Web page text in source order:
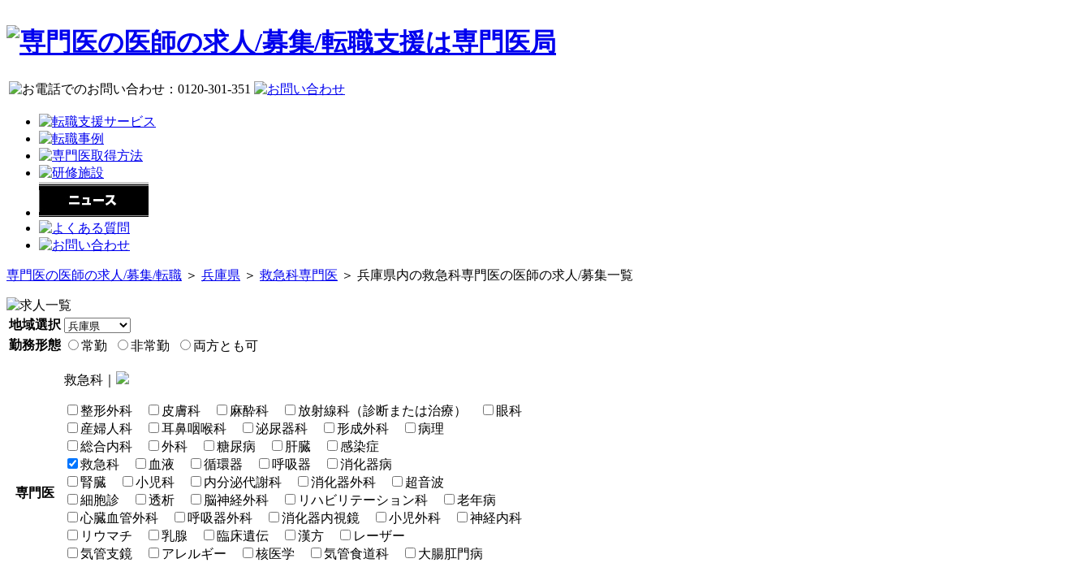
専門医の医師の求人/募集/転職 ＞ 兵庫県 ＞ 救急科専門医 ＞ 兵庫県内の救急科専門医の医師の求人/募集一覧
地域選択
勤務形態
常勤 非常勤 両方とも可
専門医
救急科｜
整形外科 皮膚科 麻酔科 放射線科（診断または治療）
眼科
産婦人科
耳鼻咽喉科 泌尿器科 形成外科
病理
総合内科
外科 糖尿病 肝臓
感染症
救急科
血液 循環器 呼吸器
消化器病
腎臓
小児科 内分泌代謝科 消化器外科
超音波
細胞診
透析 脳神経外科 リハビリテーション科
老年病
心臓血管外科
呼吸器外科 消化器内視鏡 小児外科
神経内科
リウマチ
乳腺 臨床遺伝 漢方
レーザー
気管支鏡
アレルギー 核医学 気管食道科
大腸肛門病